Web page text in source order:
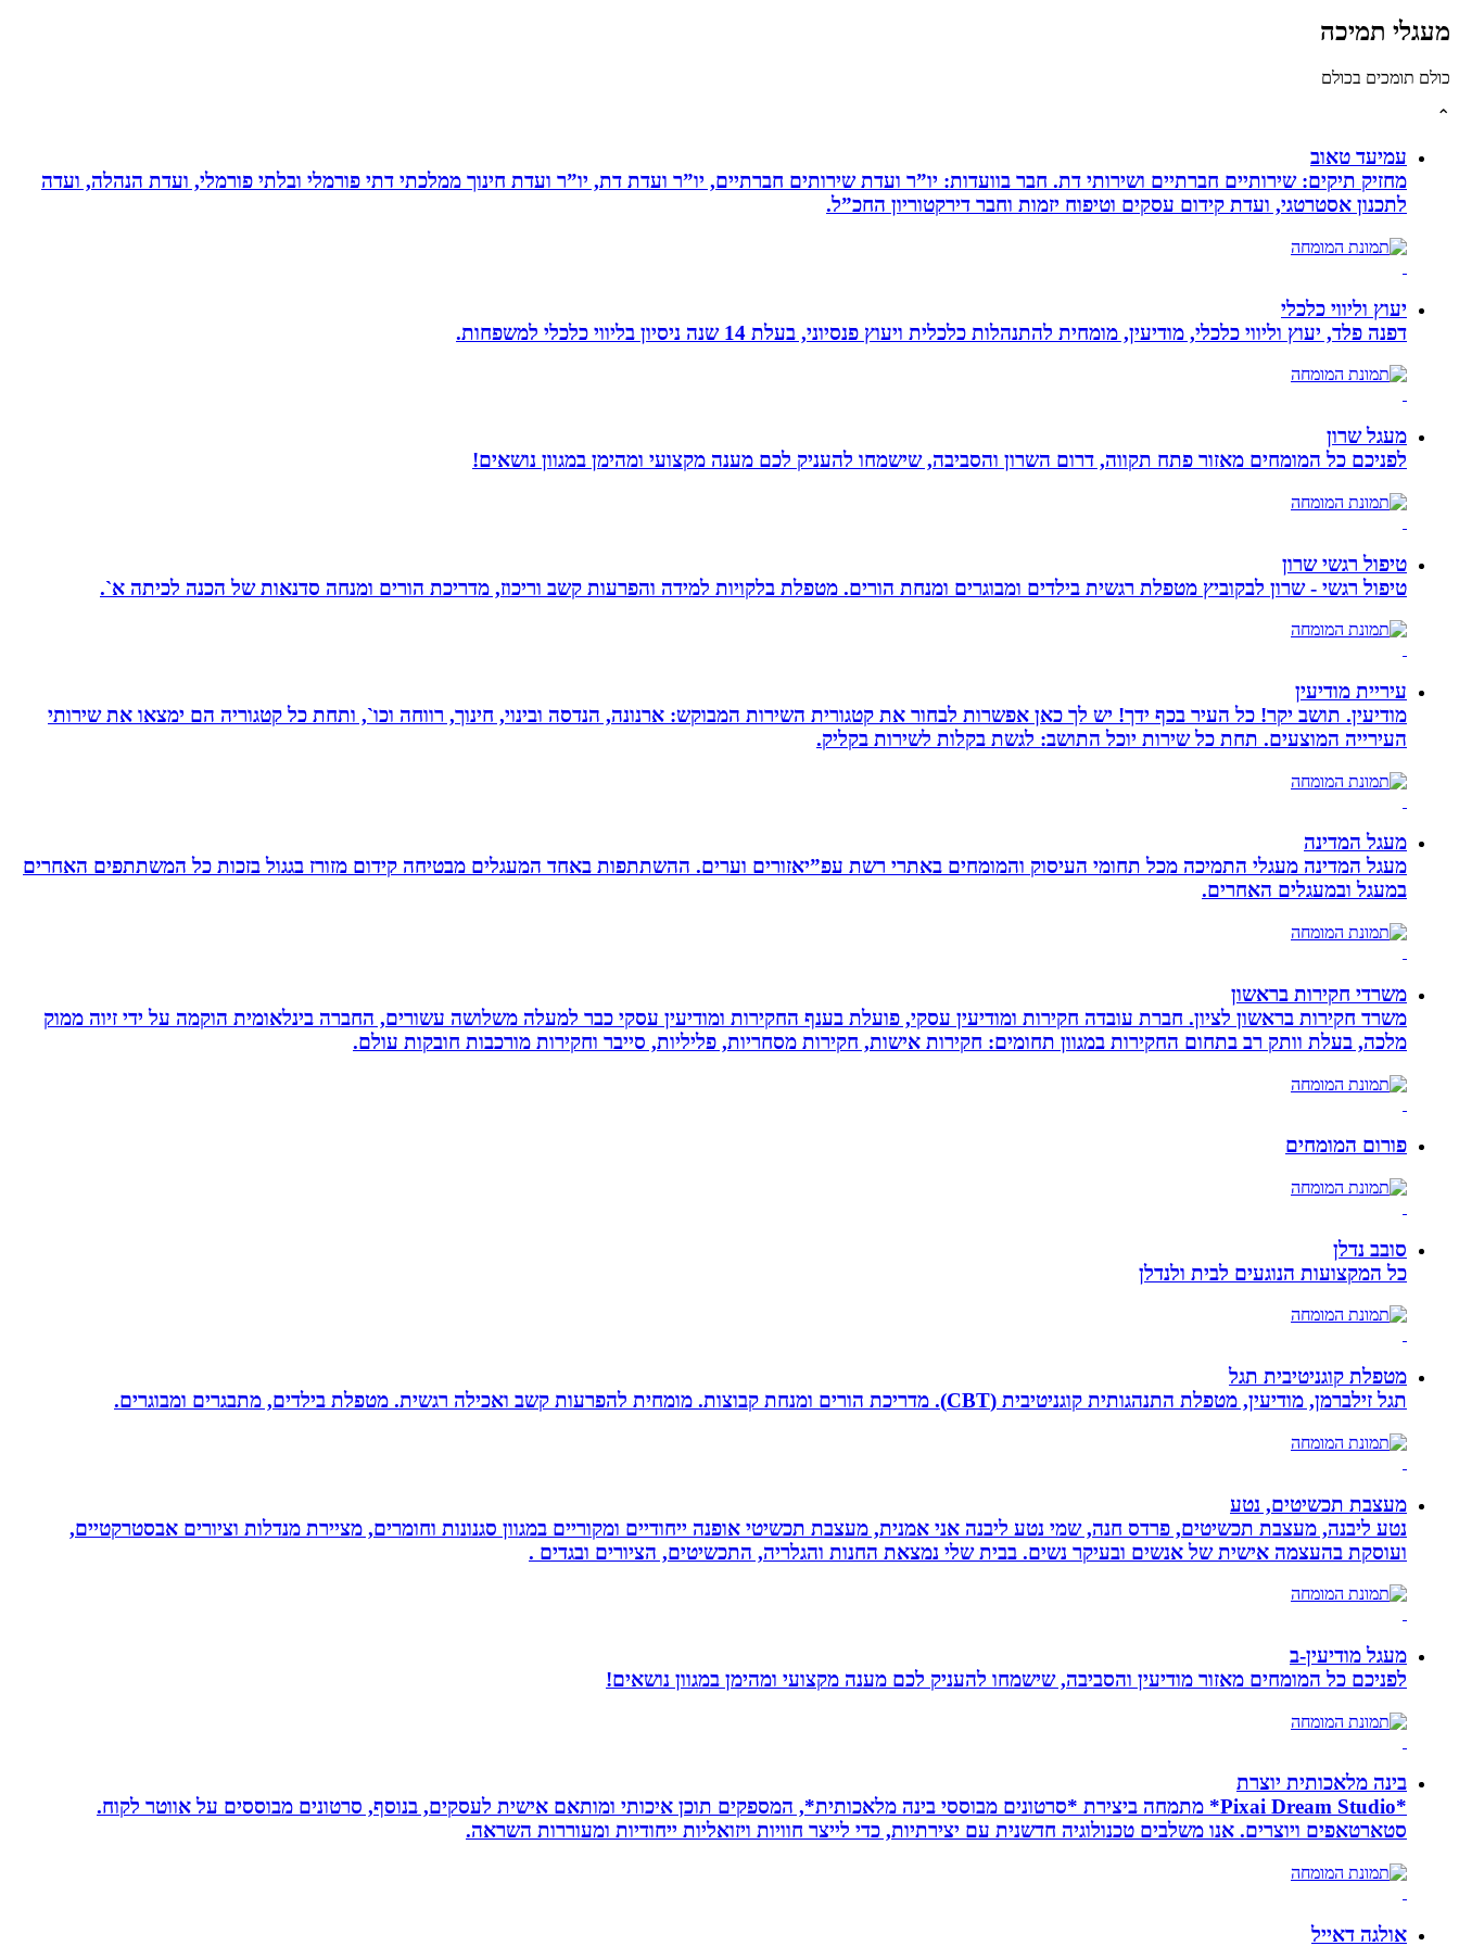
מעגלי תמיכה
כולם תומכים בכולם
⌃
עמיעד טאוב
מחזיק תיקים: שירותיים חברתיים ושירותי דת. חבר בוועדות: יו”ר ועדת שירותים חברתיים, יו”ר ועדת דת, יו”ר ועדת חינוך ממלכתי דתי פורמלי ובלתי פורמלי, ועדת הנהלה, ועדה
לתכנון אסטרטגי, ועדת קידום עסקים וטיפוח יזמות וחבר דירקטוריון החכ”ל.
יעוץ וליווי כלכלי
דפנה פלד, יעוץ וליווי כלכלי, מודיעין, מומחית להתנהלות כלכלית ויעוץ פנסיוני, בעלת 14 שנה ניסיון בליווי כלכלי למשפחות.
מעגל שרון
לפניכם כל המומחים מאזור פתח תקווה, דרום השרון והסביבה, שישמחו להעניק לכם מענה מקצועי ומהימן במגוון נושאים!
טיפול רגשי שרון
טיפול רגשי - שרון לבקוביץ מטפלת רגשית בילדים ומבוגרים ומנחת הורים. מטפלת בלקויות למידה והפרעות קשב וריכוז, מדריכת הורים ומנחה סדנאות של הכנה לכיתה א`.
עיריית מודיעין
מודיעין. תושב יקר! כל העיר בכף ידך! יש לך כאן אפשרות לבחור את קטגורית השירות המבוקש: ארנונה, הנדסה ובינוי, חינוך, רווחה וכו`, ותחת כל קטגוריה הם ימצאו את שירותי
העירייה המוצעים. תחת כל שירות יוכל התושב: לגשת בקלות לשירות בקליק.
מעגל המדינה
מעגל המדינה מעגלי התמיכה מכל תחומי העיסוק והמומחים באתרי רשת עפ”יאזורים וערים. ההשתתפות באחד המעגלים מבטיחה קידום מזורז בגגול בזכות כל המשתתפים האחרים
במעגל ובמעגלים האחרים.
משרדי חקירות בראשון
משרד חקירות בראשון לציון. חברת עובדה חקירות ומודיעין עסקי, פועלת בענף החקירות ומודיעין עסקי כבר למעלה משלושה עשורים, החברה בינלאומית הוקמה על ידי זיוה ממוק
מלכה, בעלת וותק רב בתחום החקירות במגוון תחומים: חקירות אישות, חקירות מסחריות, פליליות, סייבר וחקירות מורכבות חובקות עולם.
פורום המומחים
סובב נדלן
כל המקצועות הנוגעים לבית ולנדלן
מטפלת קוגניטיבית תגל
תגל זילברמן, מודיעין, מטפלת התנהגותית קוגניטיבית (CBT). מדריכת הורים ומנחת קבוצות. מומחית להפרעות קשב ואכילה רגשית. מטפלת בילדים, מתבגרים ומבוגרים.
מעצבת תכשיטים, נטע
נטע ליבנה, מעצבת תכשיטים, פרדס חנה, שמי נטע ליבנה אני אמנית, מעצבת תכשיטי אופנה ייחודיים ומקוריים במגוון סגנונות וחומרים, מציירת מנדלות וציורים אבסטרקטיים,
ועוסקת בהעצמה אישית של אנשים ובעיקר נשים. בבית שלי נמצאת החנות והגלריה, התכשיטים, הציורים ובגדים .
מעגל מודיעין-ב
לפניכם כל המומחים מאזור מודיעין והסביבה, שישמחו להעניק לכם מענה מקצועי ומהימן במגוון נושאים!
בינה מלאכותית יוצרת
*Pixai Dream Studio* מתמחה ביצירת *סרטונים מבוססי בינה מלאכותית*, המספקים תוכן איכותי ומותאם אישית לעסקים, בנוסף, סרטונים מבוססים על אווטר לקוח.
סטארטאפים ויוצרים. אנו משלבים טכנולוגיה חדשנית עם יצירתיות, כדי לייצר חוויות ויזואליות ייחודיות ומעוררות השראה.
אולגה דאייל